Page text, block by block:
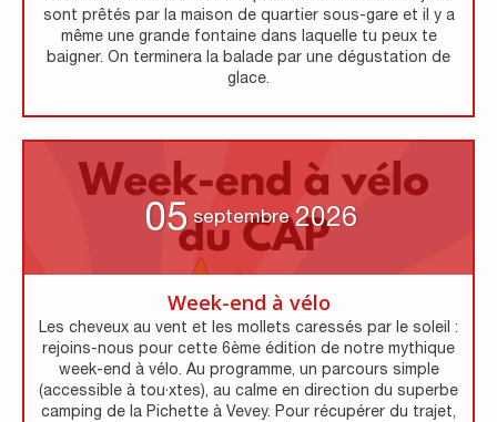
sont prêtés par la maison de quartier sous-gare et il y a
même une grande fontaine dans laquelle tu peux te
baigner. On terminera la balade par une dégustation de
glace.
05 septembre 2026
Week-end à vélo
Les cheveux au vent et les mollets caressés par le soleil :
rejoins-nous pour cette 6ème édition de notre mythique
week-end à vélo. Au programme, un parcours simple
(accessible à tou·xtes), au calme en direction du superbe
camping de la Pichette à Vevey. Pour récupérer du trajet,